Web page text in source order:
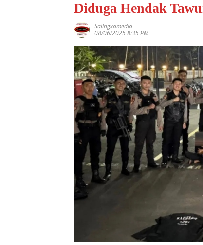
Diduga Hendak
Salingkamedia
08/06/2025 8:35 PM